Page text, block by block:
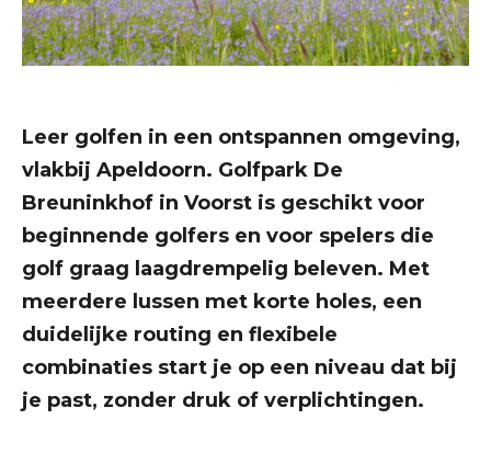
Leer golfen in een ontspannen omgeving,
vlakbij Apeldoorn. Golfpark De
Breuninkhof in Voorst is geschikt voor
beginnende golfers en voor spelers die
golf graag laagdrempelig beleven. Met
meerdere lussen met korte holes, een
duidelijke routing en flexibele
combinaties start je op een niveau dat bij
je past, zonder druk of verplichtingen.